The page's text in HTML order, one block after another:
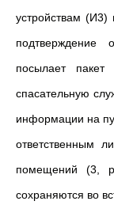
устройствам
посылает
спасательную
информации на
ответственным
помещений (3,
сохраняются во